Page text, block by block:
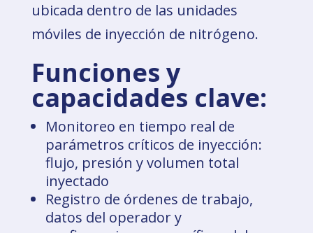
ubicada dentro de las unidades
móviles de inyección de nitrógeno.
Funciones y
capacidades clave:
Monitoreo en tiempo real de
parámetros críticos de inyección:
flujo, presión y volumen total
inyectado
Registro de órdenes de trabajo,
datos del operador y